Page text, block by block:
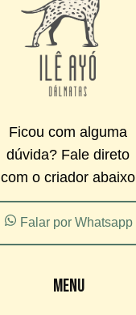
Ficou com alguma
dúvida? Fale direto
com o criador abaixo
Falar por Whatsapp
Menu